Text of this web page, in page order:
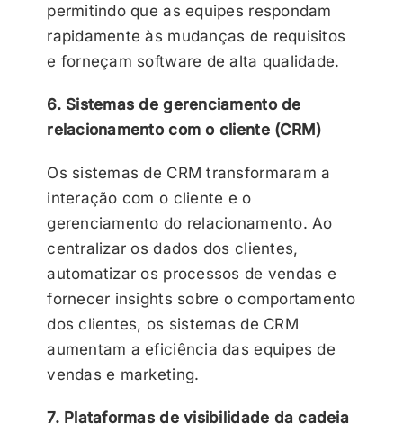
permitindo que as equipes respondam
rapidamente às mudanças de requisitos
e forneçam software de alta qualidade.
6. Sistemas de gerenciamento de
relacionamento com o cliente (CRM)
Os sistemas de CRM transformaram a
interação com o cliente e o
gerenciamento do relacionamento. Ao
centralizar os dados dos clientes,
automatizar os processos de vendas e
fornecer insights sobre o comportamento
dos clientes, os sistemas de CRM
aumentam a eficiência das equipes de
vendas e marketing.
7. Plataformas de visibilidade da cadeia